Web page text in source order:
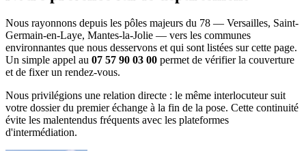
Nous rayonnons depuis les pôles majeurs du 78 — Versailles, Saint-
Germain-en-Laye, Mantes-la-Jolie — vers les communes
environnantes que nous desservons et qui sont listées sur cette page.
Un simple appel au 07 57 90 03 00 permet de vérifier la couverture
et de fixer un rendez-vous.
Nous privilégions une relation directe : le même interlocuteur suit
votre dossier du premier échange à la fin de la pose. Cette continuité
évite les malentendus fréquents avec les plateformes
d'intermédiation.